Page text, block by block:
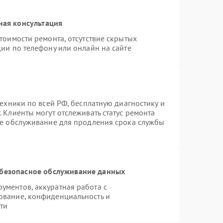
консультация
ремонта, отсутствие скрытых
по телефону или онлайн на сайте
по всей РФ, бесплатную диагностику и
могут отслеживать статус ремонта
обслуживание для продления срока службы
обслуживание данных
аккуратная работа с
конфиденциальность и